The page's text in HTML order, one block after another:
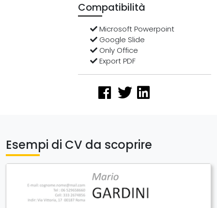
Compatibilità
Microsoft Powerpoint
Google Slide
Only Office
Export PDF
Esempi di CV da scoprire